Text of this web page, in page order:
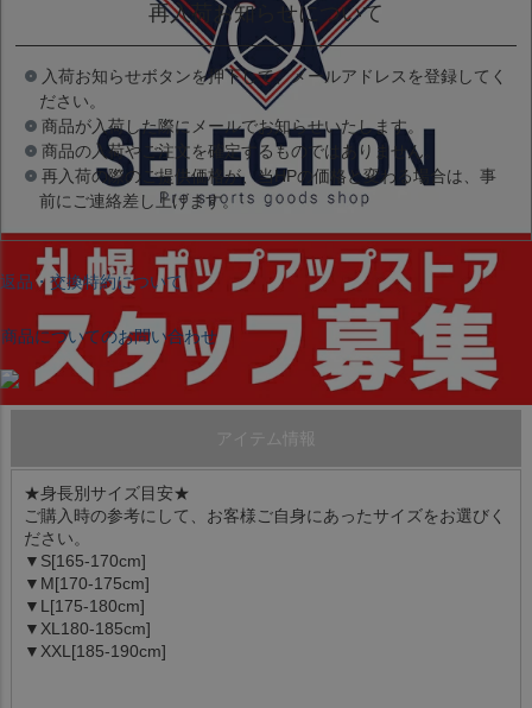
再入荷お知らせについて
入荷お知らせボタンを押下して、メールアドレスを登録してく
ださい。
商品が入荷した際にメールでお知らせいたします。
商品の入荷やご注文を確定するものではありません。
再入荷の際のご提供価格が、当HPの価格と変わる場合は、事
前にご連絡差し上げます。
返品・交換特約について
商品についてのお問い合わせ
アイテム情報
★身長別サイズ目安★
ご購入時の参考にして、お客様ご自身にあったサイズをお選びく
ださい。
▼S[165-170cm]
▼M[170-175cm]
▼L[175-180cm]
▼XL180-185cm]
▼XXL[185-190cm]